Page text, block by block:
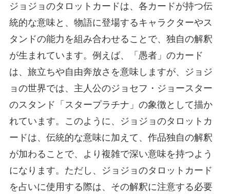
ジョジョのタロットカードは、各カードが持つ伝
統的な意味と、物語に登場するキャラクターやス
タンドの能力を組み合わせることで、独自の解釈
が生まれています。例えば、「愚者」のカード
は、旅立ちや自由奔放さを意味しますが、ジョジ
ョの世界では、主人公のジョセフ・ジョースター
のスタンド「スタープラチナ」の象徴として描か
れています。このように、ジョジョのタロットカ
ードは、伝統的な意味に加えて、作品独自の解釈
が加わることで、より複雑で深い意味を持つよう
になります。ただし、ジョジョのタロットカード
を占いに使用する際は、その解釈に注意する必要